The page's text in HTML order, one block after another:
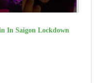
In Saigon Lockdown